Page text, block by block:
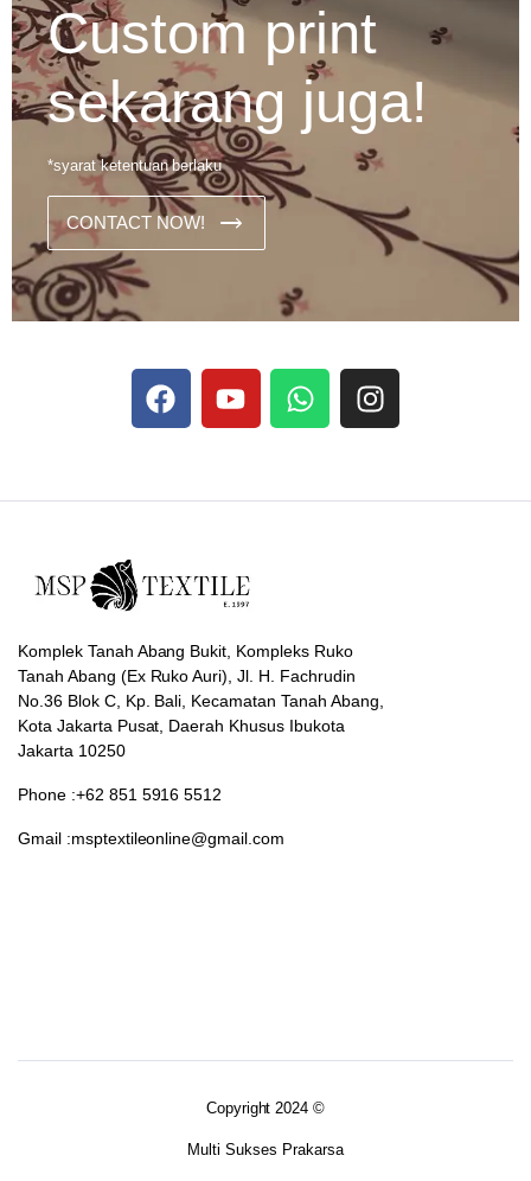
Custom print
sekarang juga!
*syarat ketentuan berlaku
CONTACT NOW!
francophones.
Komplek Tanah Abang Bukit, Kompleks Ruko
Tanah Abang (Ex Ruko Auri), Jl. H. Fachrudin
No.36 Blok C, Kp. Bali, Kecamatan Tanah Abang,
Kota Jakarta Pusat, Daerah Khusus Ibukota
Jakarta 10250
Phone :+62 851 5916 5512
Gmail :msptextileonline@gmail.com
Copyright 2024 ©
Multi Sukses Prakarsa